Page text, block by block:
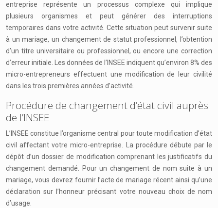
entreprise représente un processus complexe qui implique
plusieurs organismes et peut générer des interruptions
temporaires dans votre activité. Cette situation peut survenir suite
à un mariage, un changement de statut professionnel, l’obtention
d’un titre universitaire ou professionnel, ou encore une correction
d’erreur initiale. Les données de l’INSEE indiquent qu’environ 8% des
micro-entrepreneurs effectuent une modification de leur civilité
dans les trois premières années d’activité.
Procédure de changement d’état civil auprès
de l’INSEE
L’INSEE constitue l’organisme central pour toute modification d’état
civil affectant votre micro-entreprise. La procédure débute par le
dépôt d’un dossier de modification comprenant les justificatifs du
changement demandé. Pour un changement de nom suite à un
mariage, vous devrez fournir l’acte de mariage récent ainsi qu’une
déclaration sur l’honneur précisant votre nouveau choix de nom
d’usage.